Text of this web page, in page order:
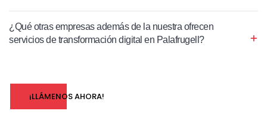
¿Qué otras empresas además de la nuestra ofrecen
servicios de transformación digital en Palafrugell?
¡LLÁMENOS AHORA!